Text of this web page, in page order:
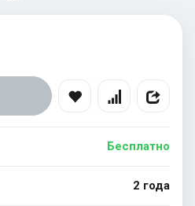
Бесплатно
2 года